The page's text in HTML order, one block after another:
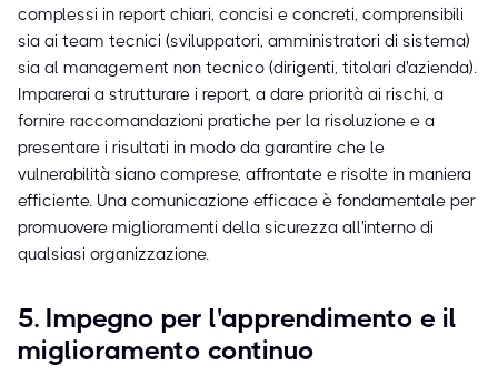
complessi in report chiari, concisi e concreti, comprensibili
sia ai team tecnici (sviluppatori, amministratori di sistema)
sia al management non tecnico (dirigenti, titolari d'azienda).
Imparerai a strutturare i report, a dare priorità ai rischi, a
fornire raccomandazioni pratiche per la risoluzione e a
presentare i risultati in modo da garantire che le
vulnerabilità siano comprese, affrontate e risolte in maniera
efficiente. Una comunicazione efficace è fondamentale per
promuovere miglioramenti della sicurezza all'interno di
qualsiasi organizzazione.
5. Impegno per l'apprendimento e il
miglioramento continuo